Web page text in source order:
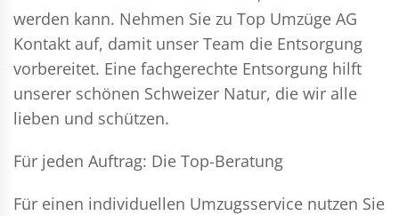
werden kann. Nehmen Sie zu Top Umzüge AG
Kontakt auf, damit unser Team die Entsorgung
vorbereitet. Eine fachgerechte Entsorgung hilft
unserer schönen Schweizer Natur, die wir alle
lieben und schützen.
Für jeden Auftrag: Die Top-Beratung
Für einen individuellen Umzugsservice nutzen Sie